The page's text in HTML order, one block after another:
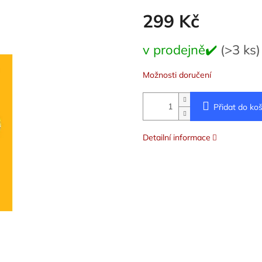
299 Kč
cena:
v prodejně✔️ (>3 ks)
Možnosti doručení
Přidat do
Detailní informace